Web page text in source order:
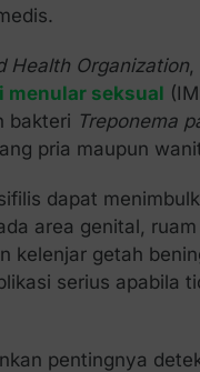
Health Organization,
menular seksual
bakteri Treponema
pria maupun
dapat
area genital, ruam
kelenjar getah
serius apabila
pentingnya